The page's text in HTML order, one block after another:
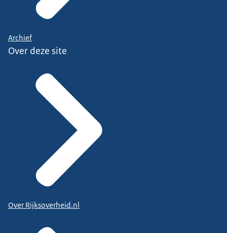
Archief
Over deze site
Over Rijksoverheid.nl